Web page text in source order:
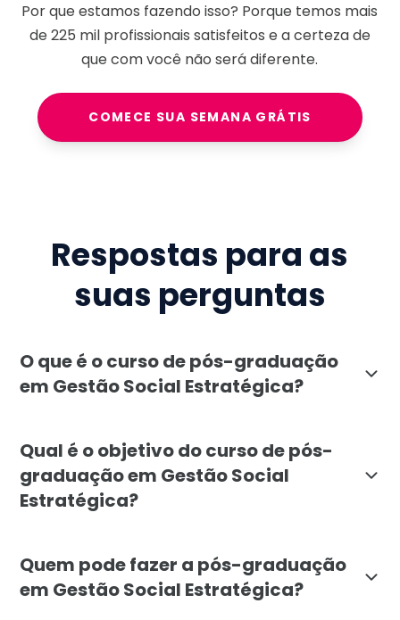
Por que estamos fazendo isso? Porque temos mais
de225 milprofissionais satisfeitos e a certeza de
que com você não será diferente.
COMECE SUA SEMANA GRÁTIS
Respostas para as
suas perguntas
O que é o curso de pós-graduação
em Gestão Social Estratégica?
Qual é o objetivo do curso de pós-
graduação em Gestão Social
Estratégica?
Quem pode fazer a pós-graduação
em Gestão Social Estratégica?